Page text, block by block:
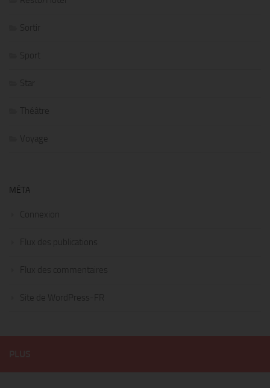
Sortir
Sport
Star
Théâtre
Voyage
MÉTA
Connexion
Flux des publications
Flux des commentaires
Site de WordPress-FR